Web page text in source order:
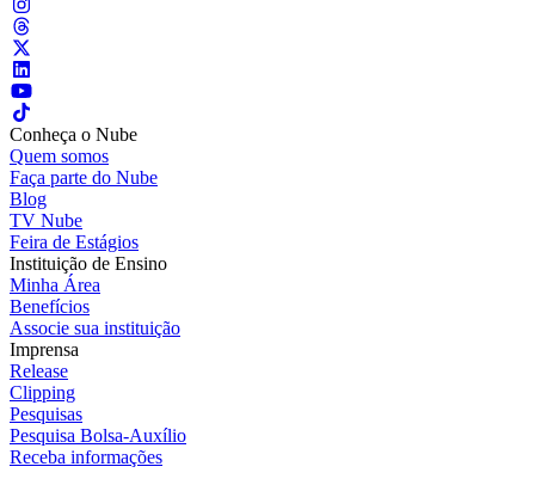
Conheça o Nube
Quem somos
Faça parte do Nube
Blog
TV Nube
Feira de Estágios
Instituição de Ensino
Minha Área
Benefícios
Associe sua instituição
Imprensa
Release
Clipping
Pesquisas
Pesquisa Bolsa-Auxílio
Receba informações